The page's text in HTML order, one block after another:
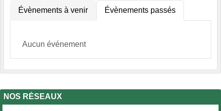
Évènements à venir Évènements passés
Aucun événement
NOS RÉSEAUX